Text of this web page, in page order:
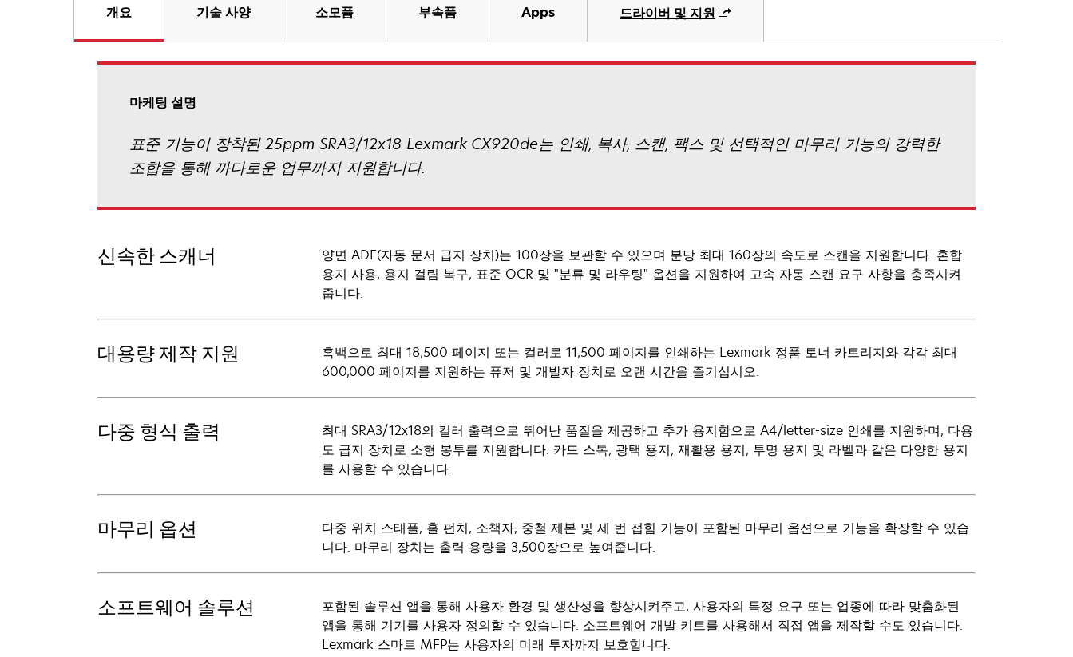
개요 기술 사양 소모품 부속품 Apps 드라이버 및 지원
마케팅 설명
표준 기능이 장착된 25ppm SRA3/12x18 Lexmark CX920de는 인쇄, 복사, 스캔, 팩스 및 선택적인 마무리 기능의 강력한
조합을 통해 까다로운 업무까지 지원합니다.
신속한 스캐너
양면 ADF(자동 문서 급지 장치)는 100장을 보관할 수 있으며 분당 최대 160장의 속도로 스캔을 지원합니다. 혼합
용지 사용, 용지 걸림 복구, 표준 OCR 및 "분류 및 라우팅" 옵션을 지원하여 고속 자동 스캔 요구 사항을 충족시켜
줍니다.
대용량 제작 지원
흑백으로 최대 18,500 페이지 또는 컬러로 11,500 페이지를 인쇄하는 Lexmark 정품 토너 카트리지와 각각 최대
600,000 페이지를 지원하는 퓨저 및 개발자 장치로 오랜 시간을 즐기십시오.
다중 형식 출력
최대 SRA3/12x18의 컬러 출력으로 뛰어난 품질을 제공하고 추가 용지함으로 A4/letter-size 인쇄를 지원하며, 다용
도 급지 장치로 소형 봉투를 지원합니다. 카드 스톡, 광택 용지, 재활용 용지, 투명 용지 및 라벨과 같은 다양한 용지
를 사용할 수 있습니다.
마무리 옵션
다중 위치 스태플, 홀 펀치, 소책자, 중철 제본 및 세 번 접힘 기능이 포함된 마무리 옵션으로 기능을 확장할 수 있습
니다. 마무리 장치는 출력 용량을 3,500장으로 높여줍니다.
소프트웨어 솔루션
포함된 솔루션 앱을 통해 사용자 환경 및 생산성을 향상시켜주고, 사용자의 특정 요구 또는 업종에 따라 맞춤화된
앱을 통해 기기를 사용자 정의할 수 있습니다. 소프트웨어 개발 키트를 사용해서 직접 앱을 제작할 수도 있습니다.
Lexmark 스마트 MFP는 사용자의 미래 투자까지 보호합니다.